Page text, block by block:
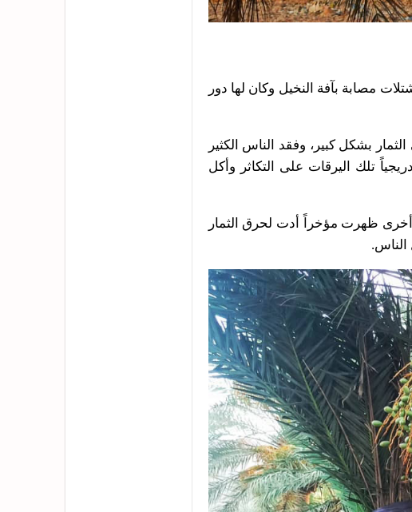
مصابة بآفة النخيل وكان لها دور
بشكل كبير، وفقد الناس الكثير
تلك اليرقات على التكاثر وأكل
ظهرت مؤخراً أدت لحرق الثمار